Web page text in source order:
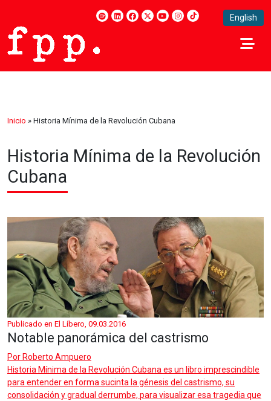
English
Inicio » Historia Mínima de la Revolución Cubana
Historia Mínima de la Revolución
Cubana
Publicado en El Líbero, 09.03.2016
Notable panorámica del castrismo
Por Roberto Ampuero
Historia Mínima de la Revolución Cubana es un libro imprescindible
para entender en forma sucinta la génesis del castrismo, su
consolidación y gradual derrumbe, para visualizar esa tragedia que